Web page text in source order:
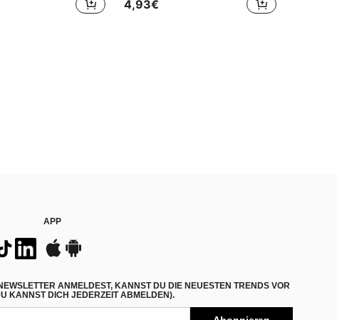
4,93€
APP
ANMELDEST, KANNST DU DIE NEUESTEN TRENDS VOR
KANNST DICH JEDERZEIT ABMELDEN).